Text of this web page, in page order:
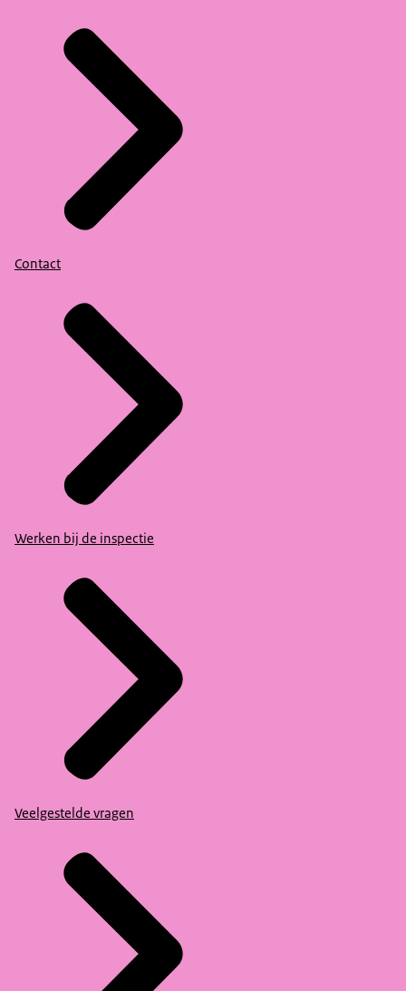
Contact
Werken bij de inspectie
Veelgestelde vragen